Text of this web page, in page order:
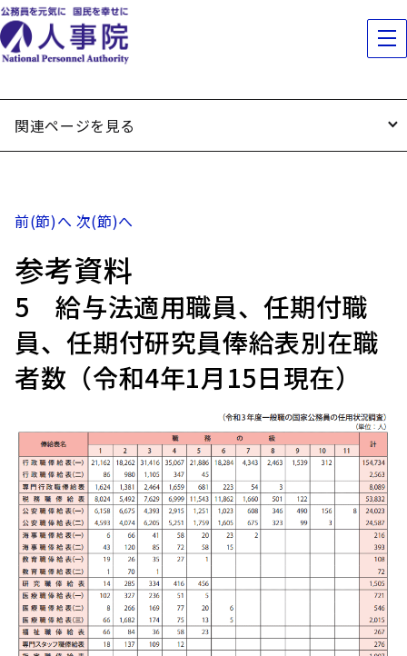
関連ページを見る
前(節)へ 次(節)へ
参考資料
5 給与法適用職員、任期付職
員、任期付研究員俸給表別在職
者数（令和4年1月15日現在）